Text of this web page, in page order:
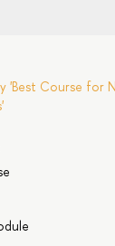
'Best Course for